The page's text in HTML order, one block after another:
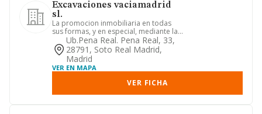
Excavaciones vaciamadrid
sl.
La promocion inmobiliaria en todas
sus formas, y en especial, mediante las
siguientes: la compraven...
Ub.pena Real. Pena Real, 33,
28791, Soto Real Madrid,
Madrid
VER EN MAPA
VER FICHA